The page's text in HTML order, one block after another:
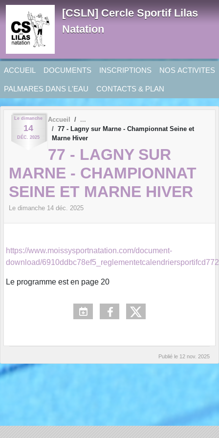
[CSLN] Cercle Sportif Lilas
Natation
ACCUEIL DOCUMENTS INSCRIPTIONS NOS ACTIVITES
PALMARES DANS L'EAU CONTACTS & PLAN
Le dimanche
14
DÉC. 2025
Accueil
77 - Lagny sur Marne - Championnat Seine et
Marne Hiver
77 - LAGNY SUR
MARNE - CHAMPIONNAT
SEINE ET MARNE HIVER
Le dimanche 14 déc. 2025
https://www.moissysportnatation.com/document-
download/
Le programme est en page 20
Publié le 12 nov. 2025
Panneau de gestion des cookies